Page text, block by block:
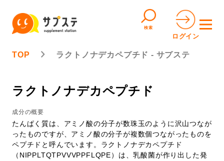
検索
ログイン
TOP ラクトノナデカペプチド - サプステ
ラクトノナデカペプチド
成分の概要
たんぱく質は、アミノ酸の分子が数珠玉のように沢山つなが
ったものですが、アミノ酸の分子が複数個つながったものを
ペプチドと呼んでいます。ラクトノナデカペプチド
（NIPPLTQTPVVVPPFLQPE）は、乳酸菌が作り出した発